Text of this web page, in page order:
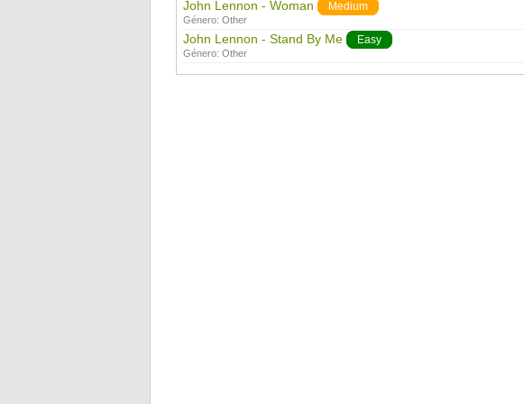
John Lennon - Woman Medium
Género: Other
John Lennon - Stand By Me Easy
Género: Other